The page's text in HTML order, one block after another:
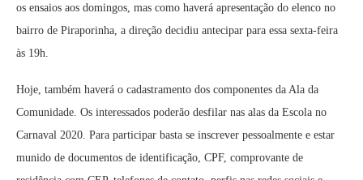
os ensaios aos domingos, mas como haverá apresentação do elenco no
bairro de Piraporinha, a direção decidiu antecipar para essa sexta-feira
às 19h.
Hoje, também haverá o cadastramento dos componentes da Ala da
Comunidade. Os interessados poderão desfilar nas alas da Escola no
Carnaval 2020. Para participar basta se inscrever pessoalmente e estar
munido de documentos de identificação, CPF, comprovante de